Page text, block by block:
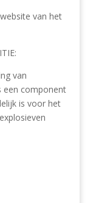
van het
van
een component
is voor het